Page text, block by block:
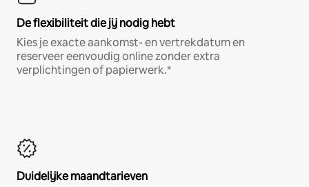
De flexibiliteit die jij nodig hebt
Kies je exacte aankomst- en vertrekdatum en
reserveer eenvoudig online zonder extra
verplichtingen of papierwerk.*
Duidelijke maandtarieven